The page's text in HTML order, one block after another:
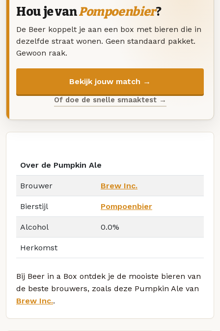
Hou je vanPompoenbier?
De Beer koppelt je aan een box met bieren die in
dezelfde straat wonen. Geen standaard pakket.
Gewoon raak.
Bekijk jouw match →
Of doe de snelle smaaktest →
Over de Pumpkin Ale
Brouwer Brew Inc.
Bierstijl Pompoenbier
Alcohol 0.0%
Herkomst
Bij Beer in a Box ontdek je de mooiste bieren van
de beste brouwers, zoals deze Pumpkin Ale van
Brew Inc..